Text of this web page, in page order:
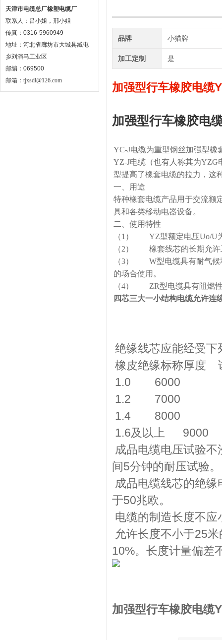
天津市电缆总厂橡塑电缆厂
联系人：吕小姐，邢小姐
传真：0316-5960949
地址：河北省廊坊市大城县臧屯
乡刘演马工业区
邮编：069500
邮箱： tjxsdl@126.com
品牌 小猫牌
加工定制 是
加强型行车橡胶电缆
加强型行车橡胶电
YC-J电缆为重型钢丝加强型橡
YZ-J电缆（也有人称其为YZG
型提高了橡套电缆的拉力，这
一、用途
特种橡套电缆产品用于交流额
具和各类移动电器设备。
二、使用特性
（1） YZ型额定电压Uo/U
（2） 橡套线芯的长期允许
（3） W型电缆具有耐气候
的场合使用。
（4） ZR型电缆具有阻燃性
四芯三大一小结构电缆允许连
绝缘线芯应能经受
橡皮绝缘标称厚度
1.0 6000
1.2 7000
1.4 8000
1.6及以上 9000
成品电缆电压试验
间5分钟的耐压试验。
成品电缆线芯的绝
于50兆欧。
电缆的制造长度不应
允许长度不小于25
10%。长度计量偏差
加强型行车橡胶电缆